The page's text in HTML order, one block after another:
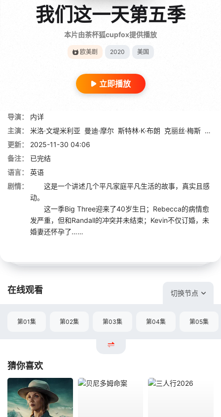
我们这一天第五季
本片由茶杯狐cupfox提供播放
欧美剧 2020 美国
立即播放
导演：
内详
主演：
米洛·文堤米利亚 曼迪·摩尔 斯特林·K·布朗 克丽丝·梅斯 贾斯
更新：
2025-11-30 04:06
备注：
已完结
语言：
英语
剧情：
这是一个讲述几个平凡家庭平凡生活的故事，真实且感
动。
这一季Big Three迎来了40岁生日；Rebecca的病情愈
发严重，但和Randall的冲突并未结束；Kevin不仅订婚，未
婚妻还怀孕了……
在线观看 切换节点
第01集 第02集 第03集 第04集 第05集
猜你喜欢